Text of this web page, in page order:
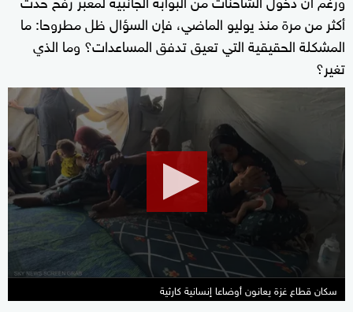
أكثر من مرة منذ يوليو الماضي، فإن السؤال ظل مطروحا: ما
المشكلة الحقيقية التي تعيق تدفق المساعدات؟ وما الذي
تغير؟
seconds
of
10
minutes,
55
سكان قطاع غزة يعانون أوضاعا إنسانية كارثية